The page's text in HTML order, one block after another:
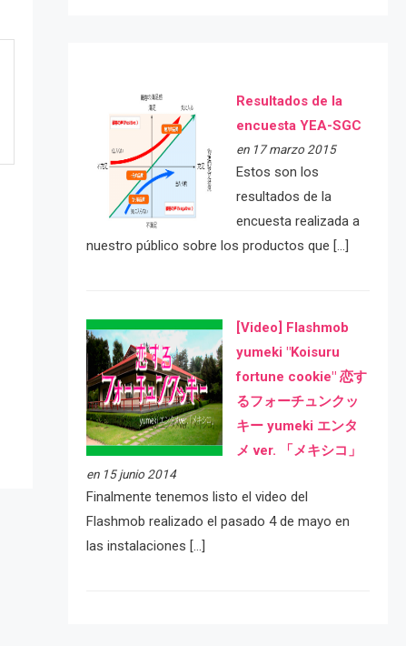
Resultados de la
encuesta YEA-SGC
en 17 marzo 2015
Estos son los
resultados de la
encuesta realizada a
nuestro público sobre los productos que […]
[Video] Flashmob
yumeki "Koisuru
fortune cookie" 恋す
るフォーチュンクッ
キー yumeki エンタ
メ ver. 「メキシコ」
en 15 junio 2014
Finalmente tenemos listo el video del
Flashmob realizado el pasado 4 de mayo en
las instalaciones […]